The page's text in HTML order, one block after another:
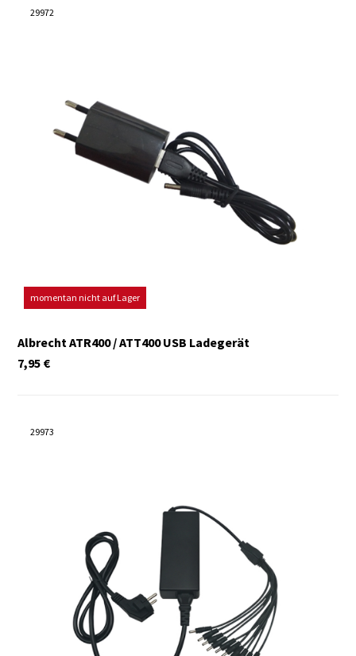
29972
momentan nicht auf Lager
Albrecht ATR400 / ATT400 USB Ladegerät
€
7,95
29973